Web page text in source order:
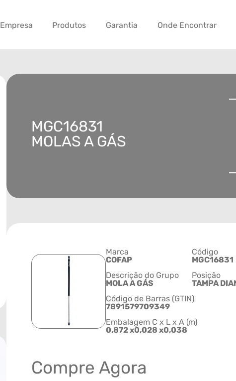
Empresa Produtos Garantia Onde Encontrar
MGC16831
MOLAS A GÁS
Marca
COFAP
Código
MGC16831
Descrição do Grupo
MOLA A GÁS
Posição
TAMPA
Código de Barras (GTIN)
7891579709349
Embalagem C x L x A (m)
0,872 x0,028 x0,038
Compre Agora